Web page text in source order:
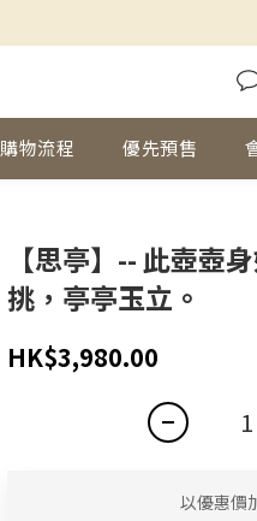
購物流程 優先預售
【思亭】-- 此壺壺
挑，亭亭玉立。
HK$3,980.00
以優惠價